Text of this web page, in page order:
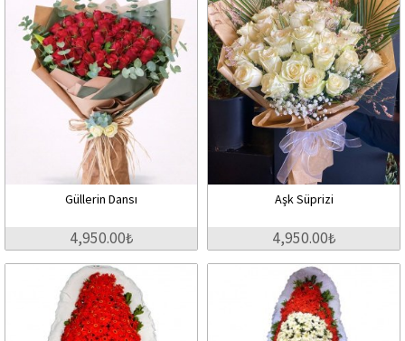
Güllerin Dansı
4,950.00₺
Aşk Süprizi
4,950.00₺